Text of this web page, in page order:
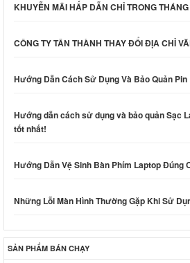
KHUYỄN MÃI HẤP DẪN CHỈ TRONG
CÔNG TY TÂN THÀNH THAY ĐỔI ĐỊA CHỈ
Hướng Dẫn Cách Sử Dụng Và Bảo Quản
Hướng dẫn cách sử dụng và bảo quản Sạc
tốt nhất!
Hướng Dẫn Vệ Sinh Bàn Phím Laptop Đúng
Những Lỗi Màn Hình Thường Gặp Khi Sử
SẢN PHẨM BÁN CHẠY